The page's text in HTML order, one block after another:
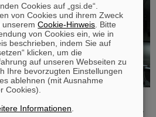
bei GSI/FAIR, wird ab dem 1.
ALADIN (Adaptiv Laser Architecture
Cookies auf „gsi.de“.
von Cookies und ihrem Zweck
unseremCookie-Hinweis . Bitte
von Cookies ein, wie in
beschrieben, indem Sie auf
klicken, um die
auf unseren Webseiten zu
Ihre bevorzugten Einstellungen
ablehnen (mit Ausnahme
Cookies).
Informationen